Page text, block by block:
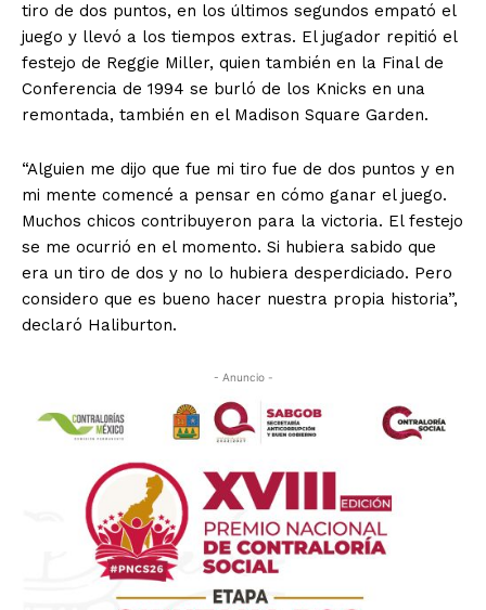
tiro de dos puntos, en los últimos segundos empató el
juego y llevó a los tiempos extras. El jugador repitió el
festejo de Reggie Miller, quien también en la Final de
Conferencia de 1994 se burló de los Knicks en una
remontada, también en el Madison Square Garden.
“Alguien me dijo que fue mi tiro fue de dos puntos y en
mi mente comencé a pensar en cómo ganar el juego.
Muchos chicos contribuyeron para la victoria. El festejo
se me ocurrió en el momento. Si hubiera sabido que
era un tiro de dos y no lo hubiera desperdiciado. Pero
considero que es bueno hacer nuestra propia historia”,
declaró Haliburton.
- Anuncio -